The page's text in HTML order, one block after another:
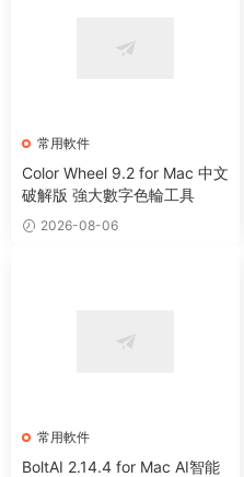
常用軟件
Color Wheel 9.2 for Mac 中文
破解版 強大數字色輪工具
2026-08-06
常用軟件
BoltAI 2.14.4 for Mac AI智能